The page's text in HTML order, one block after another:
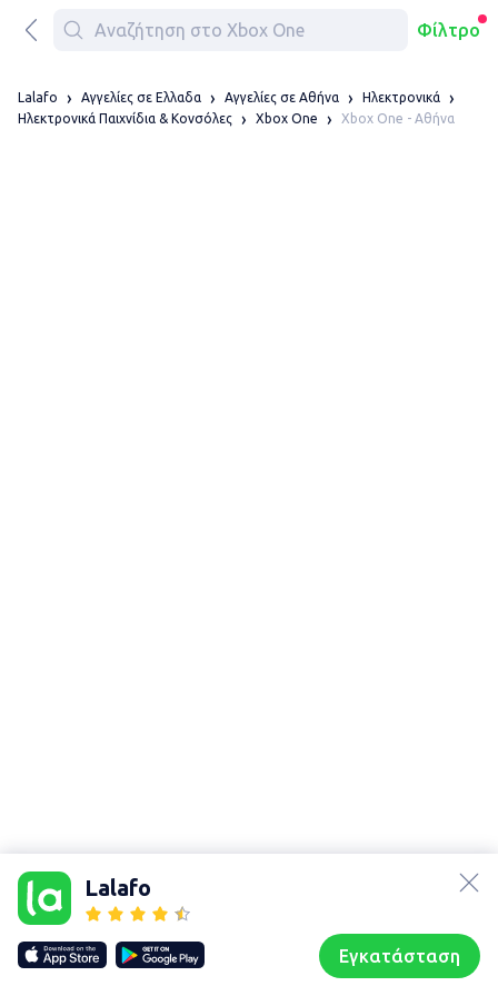
Φίλτρο
Lalafo
Εγκατάσταση
Lalafo Αγγελίες σε Ελλαδα Αγγελίες σε Αθήνα
Ηλεκτρονικά
Ηλεκτρονικά Παιχνίδια & Κονσόλες
Xbox One Xbox One - Αθήνα
Our websites
lalafo.kg
lalafo.rs
lalafo.pl
Sitemap
Χάρτης
Συζητήσεις Προφίλ